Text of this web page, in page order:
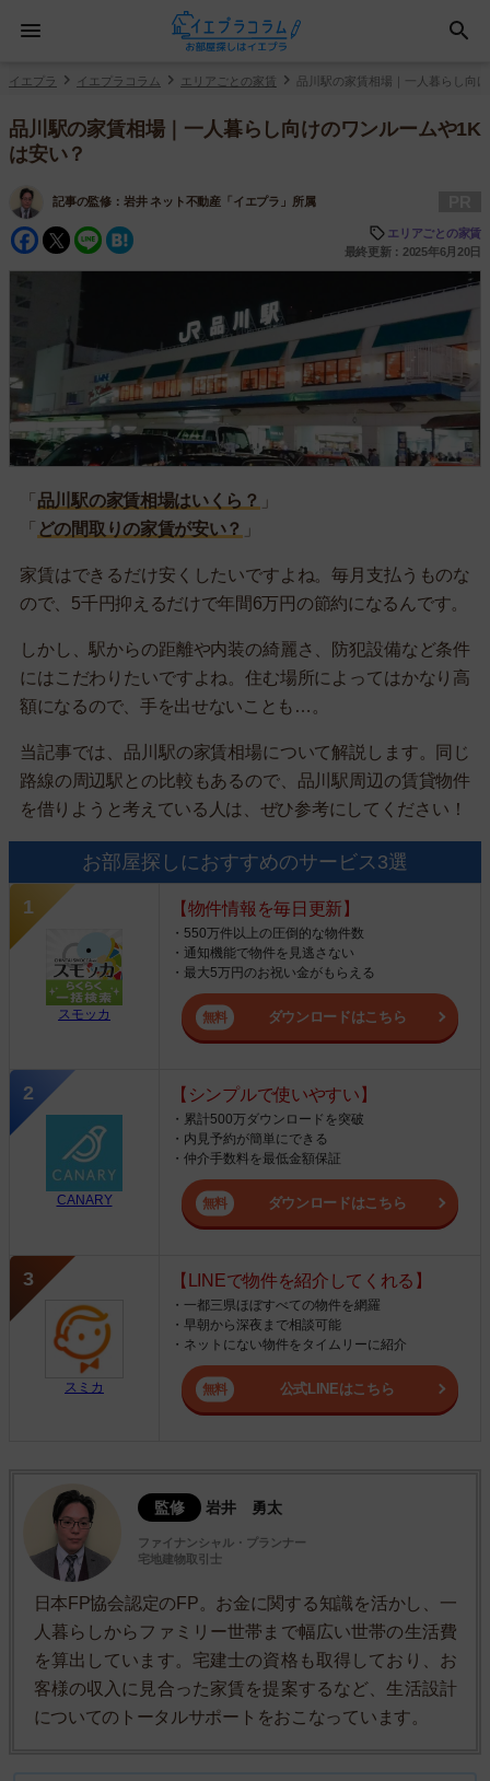
イエプラ イエプラコラム エリアごとの家賃 品川駅の家賃相場｜一人暮らし向
品川駅の家賃相場｜一人暮らし向けのワンルームや1K
は安い？
記事の監修： 岩井 ネット不動産「イエプラ」所属
Facebook
Twitter
Line
エリアごとの家賃
最終更新：2025年6月20日
「 品川駅の家賃相場はいくら？ 」
「 どの間取りの家賃が安い？ 」
家賃はできるだけ安くしたいですよね。毎月支払うものな
ので、5千円抑えるだけで年間6万円の節約になるんです。
しかし、駅からの距離や内装の綺麗さ、防犯設備など条件
にはこだわりたいですよね。住む場所によってはかなり高
額になるので、手を出せないことも…。
当記事では、品川駅の家賃相場について解説します。同じ
路線の周辺駅との比較もあるので、品川駅周辺の賃貸物件
を借りようと考えている人は、ぜひ参考にしてください！
お部屋探しにおすすめのサービス3選
スモッカ
【物件情報を毎日更新】
・550万件以上の圧倒的な物件数
・通知機能で物件を見逃さない
・最大5万円のお祝い金がもらえる
ダウンロードはこちら
CANARY
【シンプルで使いやすい】
・累計500万ダウンロードを突破
・内見予約が簡単にできる
・仲介手数料を最低金額保証
ダウンロードはこちら
スミカ
【LINEで物件を紹介してくれる】
・一都三県ほぼすべての物件を網羅
・早朝から深夜まで相談可能
・ネットにない物件をタイムリーに紹介
公式LINEはこちら
監修 岩井 勇太
ファイナンシャル・プランナー
宅地建物取引士
日本FP協会認定のFP。お金に関する知識を活かし、一
人暮らしからファミリー世帯まで幅広い世帯の生活費
を算出しています。宅建士の資格も取得しており、お
客様の収入に見合った家賃を提案するなど、生活設計
についてのトータルサポートをおこなっています。